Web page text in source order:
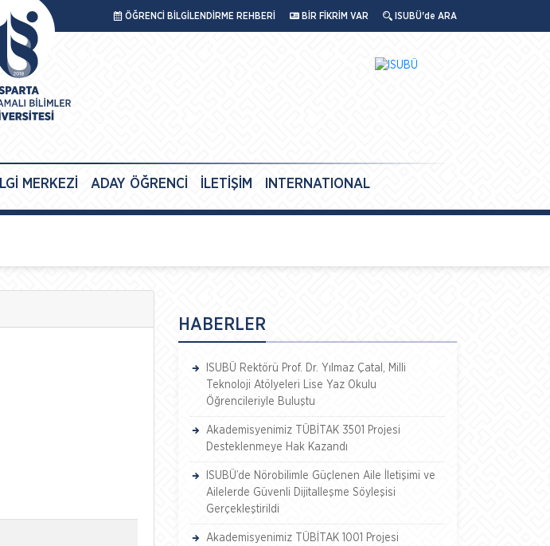
ÖĞRENCİ BİLGİLENDİRME REHBERİ BİR FİKRİM VAR ISUBÜ'de ARA
MERKEZİ ADAY ÖĞRENCİ İLETİŞİM INTERNATIONAL
HABERLER
ISUBÜ Rektörü Prof. Dr. Yılmaz Çatal, Milli
Teknoloji Atölyeleri Lise Yaz Okulu
Öğrencileriyle Buluştu
Akademisyenimiz TÜBİTAK 3501 Projesi
Desteklenmeye Hak Kazandı
ISUBÜ’de Nörobilimle Güçlenen Aile İletişimi ve
Ailelerde Güvenli Dijitalleşme Söyleşisi
Gerçekleştirildi
Akademisyenimiz TÜBİTAK 1001 Projesi